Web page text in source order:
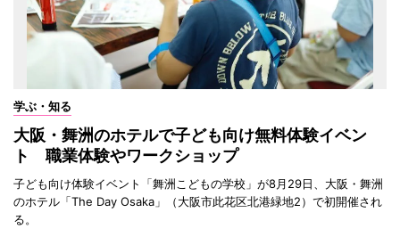
学ぶ・知る
大阪・舞洲のホテルで子ども向け無料体験イベン
ト 職業体験やワークショップ
子ども向け体験イベント「舞洲こどもの学校」が8月29日、大阪・舞洲
のホテル「The Day Osaka」（大阪市此花区北港緑地2）で初開催され
る。